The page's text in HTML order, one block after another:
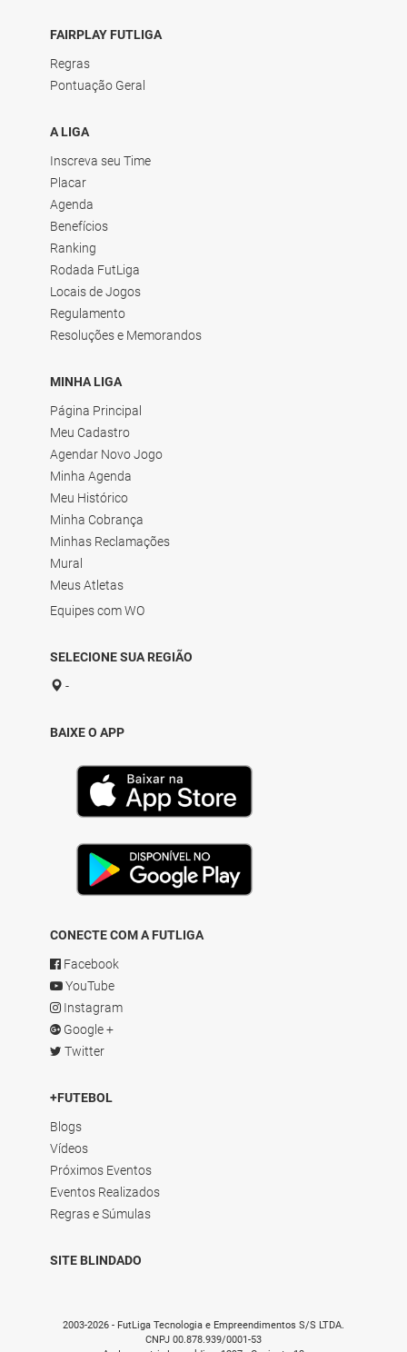
FAIRPLAY FUTLIGA
Regras
Pontuação Geral
A LIGA
Inscreva seu Time
Placar
Agenda
Benefícios
Ranking
Rodada FutLiga
Locais de Jogos
Regulamento
Resoluções e Memorandos
MINHA LIGA
Página Principal
Meu Cadastro
Agendar Novo Jogo
Minha Agenda
Meu Histórico
Minha Cobrança
Minhas Reclamações
Mural
Meus Atletas
Equipes com WO
SELECIONE SUA REGIÃO
-
BAIXE O APP
CONECTE COM A FUTLIGA
Facebook
YouTube
Instagram
Google +
Twitter
+FUTEBOL
Blogs
Vídeos
Próximos Eventos
Eventos Realizados
Regras e Súmulas
SITE BLINDADO
2003-2026 - FutLiga Tecnologia e Empreendimentos S/S LTDA.
CNPJ 00.878.939/0001-53